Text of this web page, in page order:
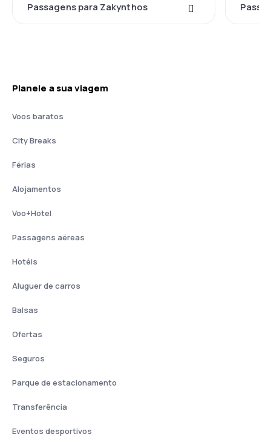
Passagens para Zakynthos
Planeie a sua viagem
Voos baratos
City Breaks
Férias
Alojamentos
Voo+Hotel
Passagens aéreas
Hotéis
Aluguer de carros
Balsas
Ofertas
Seguros
Parque de estacionamento
Transferência
Eventos desportivos